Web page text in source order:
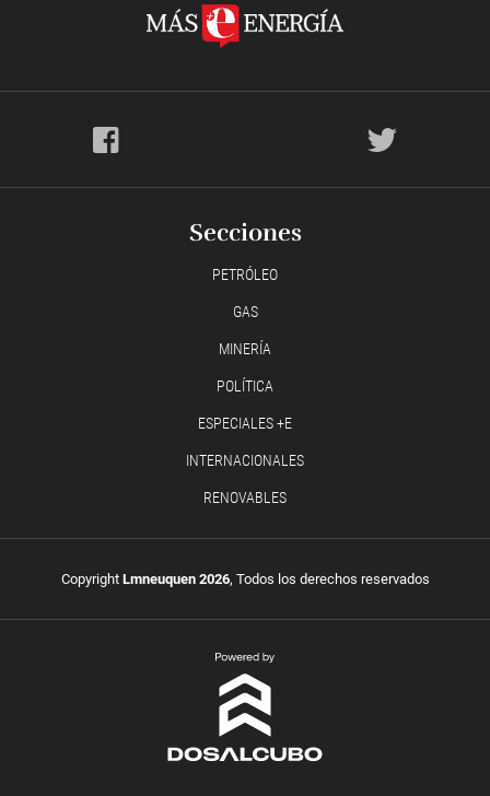
Secciones
PETRÓLEO
GAS
MINERÍA
POLÍTICA
ESPECIALES +E
INTERNACIONALES
RENOVABLES
Copyright Lmneuquen 2026, Todos los derechos reservados